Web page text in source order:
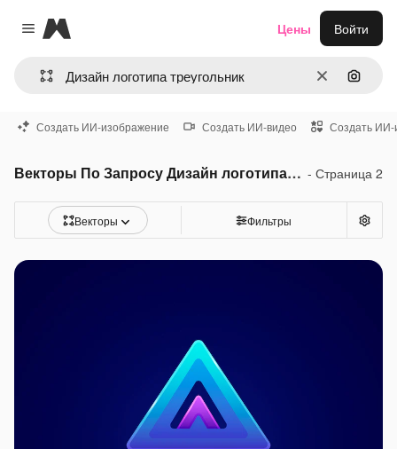
Close menu
Magnific
ОчиститьПоиск
Цены Войти
Создать ИИ-изображение Создать ИИ-видео Создать ИИ-
Векторы По Запросу Дизайн логотипа треугольник - Страница 2
Векторы Фильтры